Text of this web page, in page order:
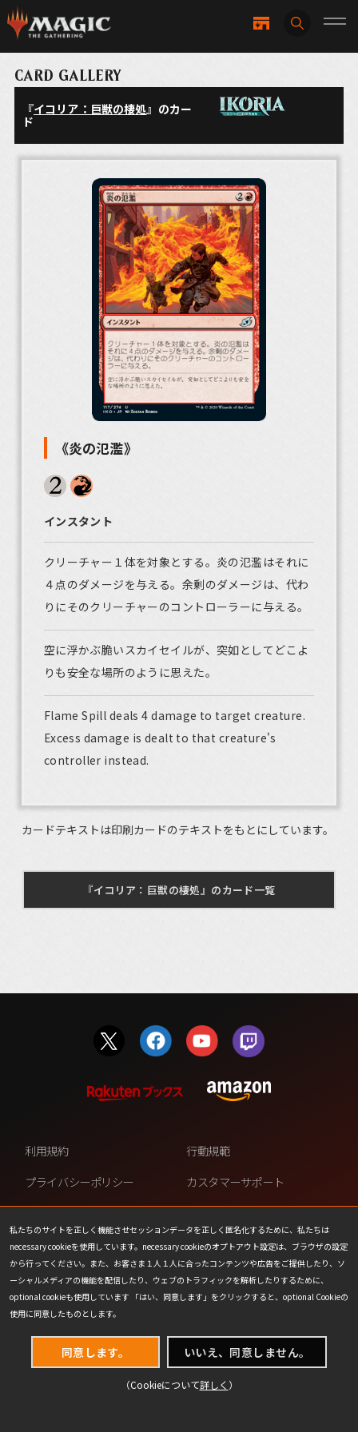
CARD GALLERY
『イコリア：巨獣の棲処』のカー
ド
《炎の氾濫》
インスタント
クリーチャー１体を対象とする。炎の氾濫はそれに
４点のダメージを与える。余剰のダメージは、代わ
りにそのクリーチャーのコントローラーに与える。
空に浮かぶ脆いスカイセイルが、突如としてどこよ
りも安全な場所のように思えた。
Flame Spill deals 4 damage to target creature.
Excess damage is dealt to that creature's
controller instead.
カードテキストは印刷カードのテキストをもとにしています。
『イコリア：巨獣の棲処』のカード一覧
私たちのサイトを正しく機能させセッションデータを正しく匿名化するために、私たちは
necessary cookieを使用しています。necessary cookieのオプトアウト設定は、ブラウザの設定
から行ってください。また、お客さま１人１人に合ったコンテンツや広告をご提供したり、ソ
ーシャルメディアの機能を配信したり、ウェブのトラフィックを解析したりするために、
optional cookieも使用しています 「はい、同意します」をクリックすると、optional Cookieの
使用に同意したものとします。
同意します。 いいえ、同意しません。
（Cookieについて詳しく ）
利用規約
行動規範
プライバシーポリシー
カスタマーサポート
ファンコンテンツ・ポリシー
個人情報の販売や共有を許可し
ない
COOKIE
プレスリリース
会社情報
お問い合わせ